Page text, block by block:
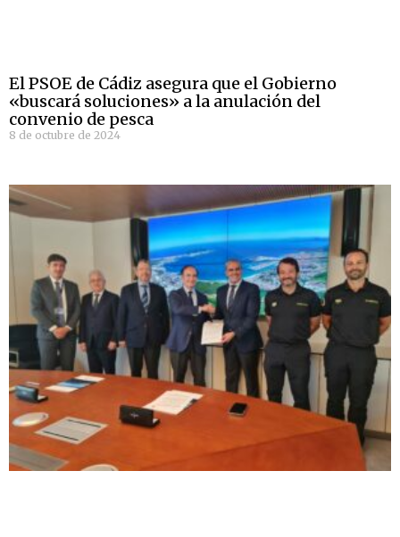
El PSOE de Cádiz asegura que el Gobierno
«buscará soluciones» a la anulación del
convenio de pesca
8 de octubre de 2024